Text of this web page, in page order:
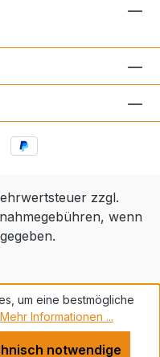
zzgl.
wenn
um eine bestmögliche
Mehr Informationen ...
notwendige